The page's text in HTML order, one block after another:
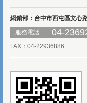
網銷部：台中市西屯區文心
服務電話
04-
FAX：04-22936886